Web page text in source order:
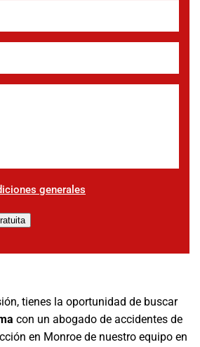
generales
tienes la oportunidad de buscar
con un abogado de accidentes de
en Monroe de nuestro equipo en